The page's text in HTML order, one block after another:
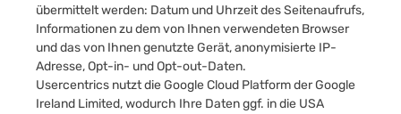
übermittelt werden: Datum und Uhrzeit des Seitenaufrufs,
Informationen zu dem von Ihnen verwendeten Browser
und das von Ihnen genutzte Gerät, anonymisierte IP-
Adresse, Opt-in- und Opt-out-Daten.
Usercentrics nutzt die Google Cloud Platform der Google
Ireland Limited, wodurch Ihre Daten ggf. in die USA